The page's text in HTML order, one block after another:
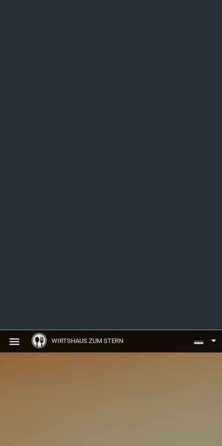
WIRTSHAUS ZUM STERN